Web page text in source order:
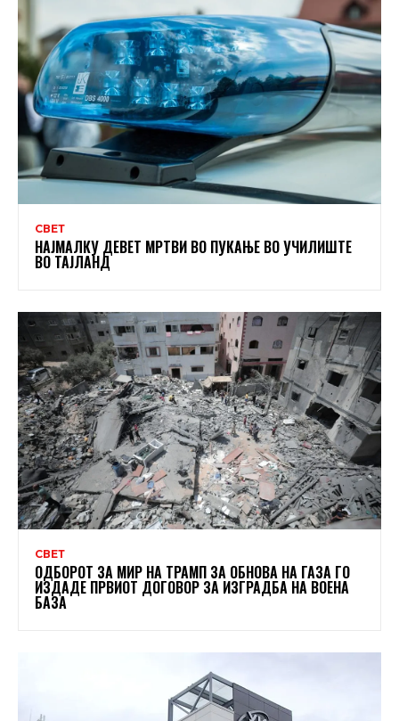
СВЕТ
НАЈМАЛКУ ДЕВЕТ МРТВИ ВО ПУКАЊЕ ВО УЧИЛИШТЕ
ВО ТАЈЛАНД
СВЕТ
ОДБОРОТ ЗА МИР НА ТРАМП ЗА ОБНОВА НА ГАЗА ГО
ИЗДАДЕ ПРВИОТ ДОГОВОР ЗА ИЗГРАДБА НА ВОЕНА
БАЗА